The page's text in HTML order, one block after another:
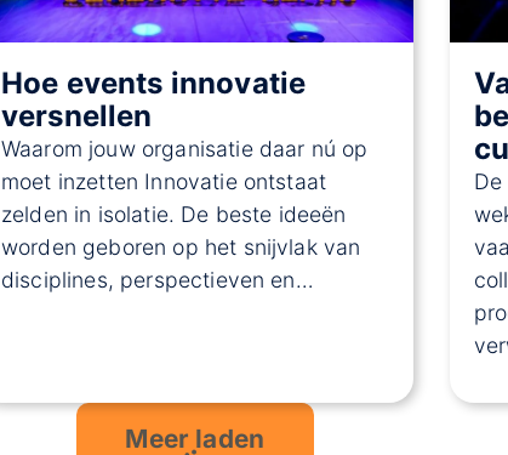
Hoe events innovatie
versnellen
Waarom jouw organisatie daar nú op
moet inzetten Innovatie ontstaat
zelden in isolatie. De beste ideeën
worden geboren op het snijvlak van
disciplines, perspectieven en…
Meer laden